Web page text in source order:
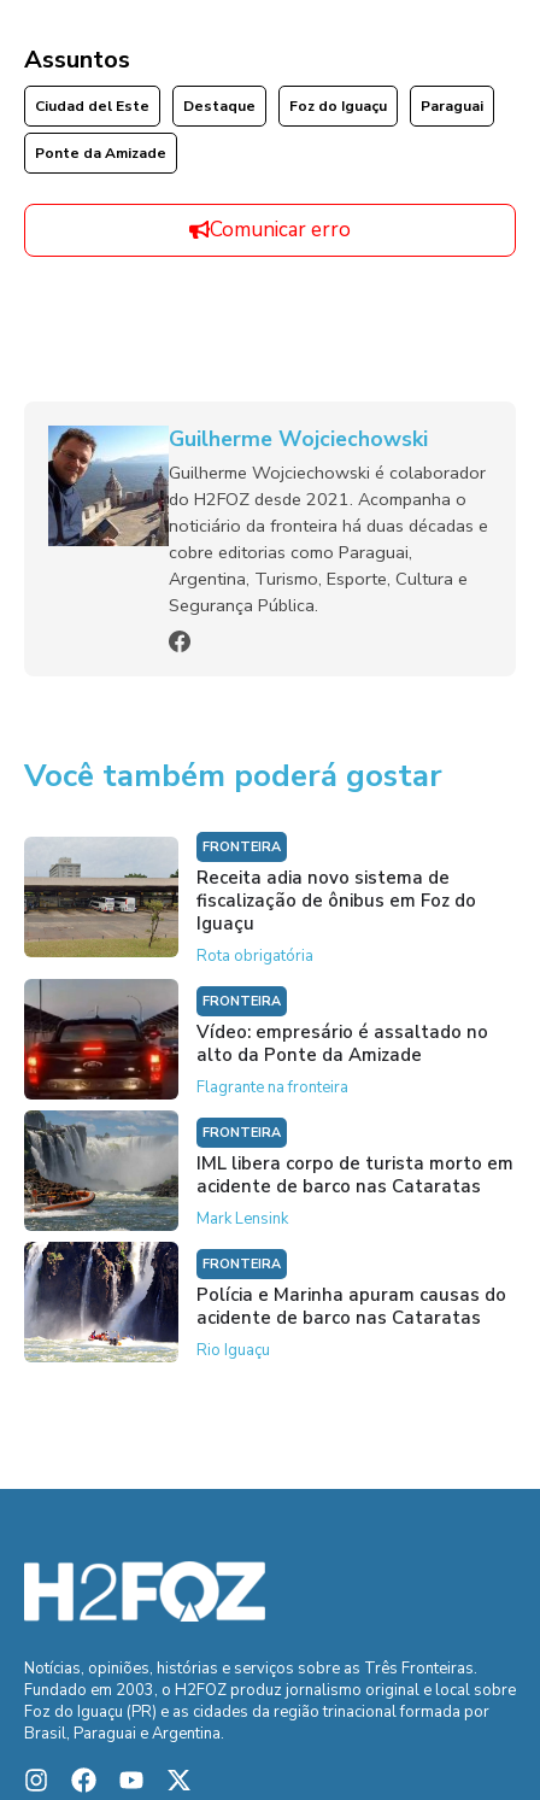
Assuntos
Ciudad del Este Destaque Foz do Iguaçu Paraguai
Ponte da Amizade
Comunicar erro
Guilherme Wojciechowski
Guilherme Wojciechowski é colaborador
do H2FOZ desde 2021. Acompanha o
noticiário da fronteira há duas décadas e
cobre editorias como Paraguai,
Argentina, Turismo, Esporte, Cultura e
Segurança Pública.
Você também poderá gostar
FRONTEIRA
Receita adia novo sistema de
fiscalização de ônibus em Foz do
Iguaçu
Rota obrigatória
FRONTEIRA
Vídeo: empresário é assaltado no
alto da Ponte da Amizade
Flagrante na fronteira
FRONTEIRA
IML libera corpo de turista morto em
acidente de barco nas Cataratas
Mark Lensink
FRONTEIRA
Polícia e Marinha apuram causas do
acidente de barco nas Cataratas
Rio Iguaçu
Notícias, opiniões, histórias e serviços sobre as Três Fronteiras.
Fundado em 2003, o H2FOZ produz jornalismo original e local sobre
Foz do Iguaçu (PR) e as cidades da região trinacional formada por
Brasil, Paraguai e Argentina.